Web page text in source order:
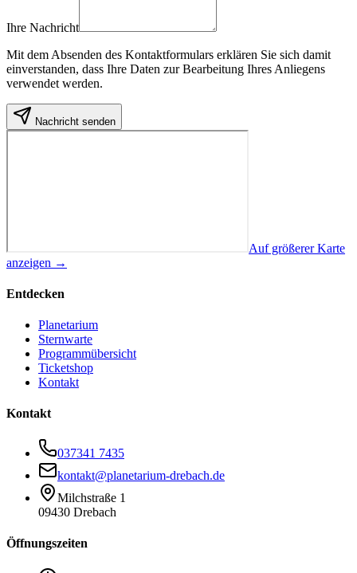
Ihre Nachricht
Mit dem Absenden des Kontaktformulars erklären Sie sich damit
einverstanden, dass Ihre Daten zur Bearbeitung Ihres Anliegens
verwendet werden.
Nachricht senden
Auf größerer Karte
anzeigen →
Entdecken
Planetarium
Sternwarte
Programmübersicht
Ticketshop
Kontakt
Kontakt
037341 7435
kontakt@planetarium-drebach.de
Milchstraße 1
09430 Drebach
Öffnungszeiten